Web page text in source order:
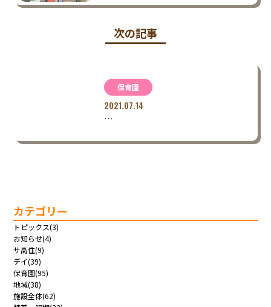
次の記事
保育園
2021.07.14
…
カテゴリー
トピックス(3)
お知らせ(4)
サ高住(9)
デイ(39)
保育園(95)
地域(38)
施設全体(62)